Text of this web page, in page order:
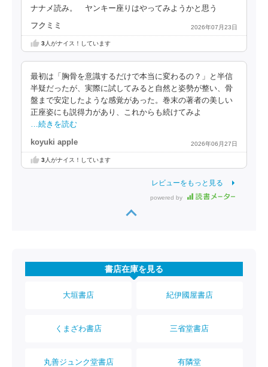
ナナメ読み。 ヤンキー座りはやってみようかと思う
フクミミ 2026年07月23日
3人がナイス！しています
最初は「胸骨を意識するだけで本当に変わるの？」と半信
半疑だったが、実際に試してみると自然と姿勢が整い、骨
盤まで安定したような感覚があった。巻末の著者の美しい
正座姿にも説得力があり、これからも続けてみよ
…続きを読む
koyuki apple 2026年06月27日
3人がナイス！しています
レビューをもっと見る
powered by
書店在庫を見る
大垣書店 紀伊國屋書店
くまざわ書店 三省堂書店
丸善ジュンク堂書店 有隣堂